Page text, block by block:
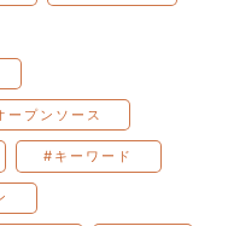
ープンソース
#キーワード